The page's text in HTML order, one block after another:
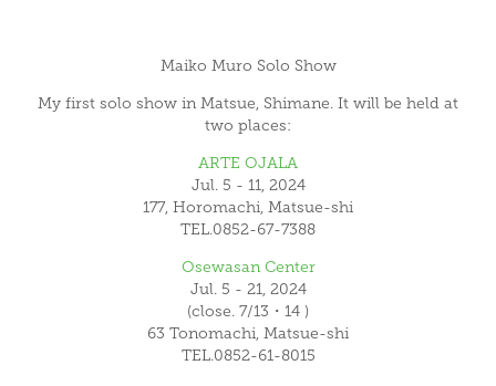
Maiko Muro Solo Show
My first solo show in Matsue, Shimane. It will be held at
two places:
ARTE OJALA
Jul. 5 - 11, 2024
177, Horomachi, Matsue-shi
TEL.0852-67-7388
Osewasan Center
Jul. 5 - 21, 2024
(close. 7/13・14 )
63 Tonomachi, Matsue-shi
TEL.0852-61-8015